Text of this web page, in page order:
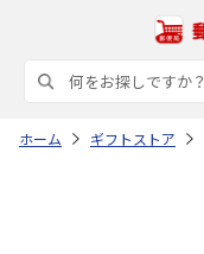
ホーム ギフトストア